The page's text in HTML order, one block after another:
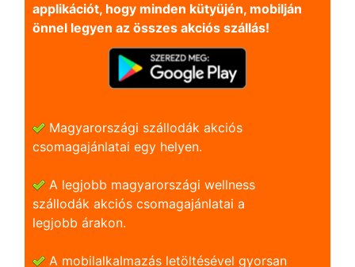
applikációt, hogy minden kütyüjén, mobilján
önnel legyen az összes akciós szállás!
Magyarországi szállodák akciós
csomagajánlatai egy helyen.
A legjobb magyarországi wellness
szállodák akciós csomagajánlatai a
legjobb árakon.
A mobilalkalmazás letöltésével gyorsan